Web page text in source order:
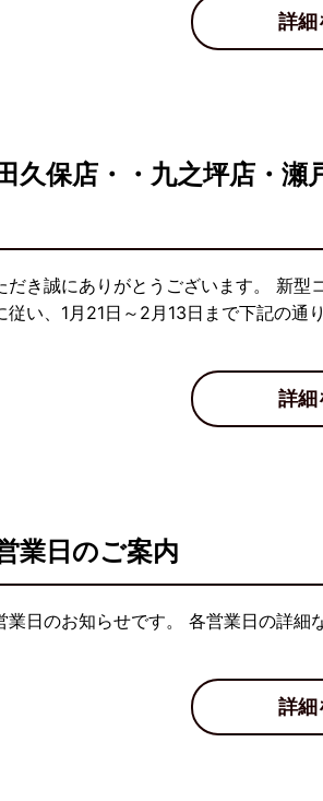
詳細
久保店・・九之坪店・
だき誠にありがとうございます。 新
従い、1月21日～2月13日まで下記の通
詳細
業日のご案内
日のお知らせです。 各営業日の詳細
詳細